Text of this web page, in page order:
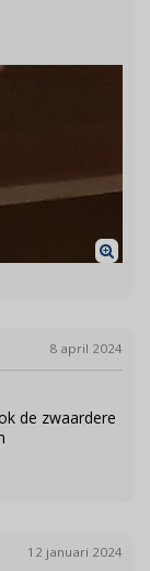
8 april 2024
de zwaardere
12 januari 2024